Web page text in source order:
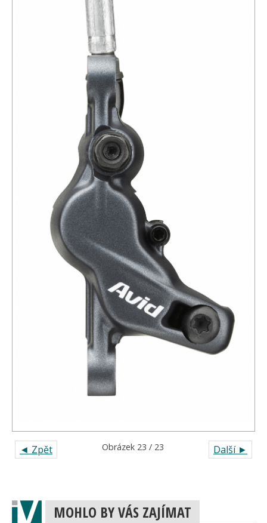
◄ Zpět Další ►
Obrázek 23 / 23
MOHLO BY VÁS ZAJÍMAT